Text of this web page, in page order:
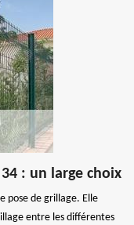
: un large choix
pose de grillage. Elle
entre les différentes